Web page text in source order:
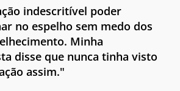
indescritível poder
no espelho sem medo dos
Minha
disse que nunca tinha visto
assim."